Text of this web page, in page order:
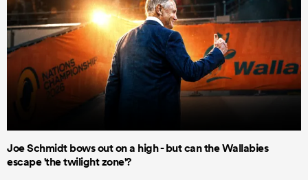
Joe Schmidt bows out on a high - but can the Wallabies
escape 'the twilight zone'?